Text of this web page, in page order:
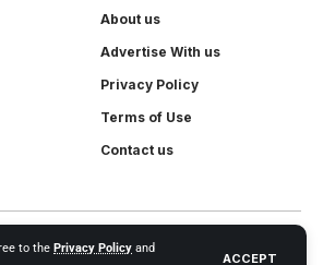
to the Privacy Policy and
ACCEPT
About us
Advertise With us
Privacy Policy
Terms of Use
Contact us
Live 7 tv. Website Created by and